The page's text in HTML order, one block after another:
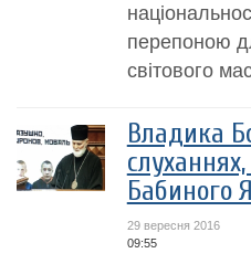
перепоною
світового
Владика
Бабиного
29 вересня 2016
09:55